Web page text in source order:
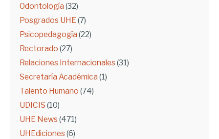
Odontología (32)
Posgrados UHE(7)
Psicopedagogía (22)
Rectorado (27)
Relaciones Internacionales (31)
Secretaría Académica (1)
Talento Humano (74)
UDICIS (10)
UHE News (471)
UHEdiciones (6)